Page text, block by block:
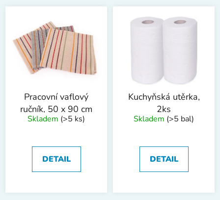
Pracovní vaflový
ručník, 50 x 90 cm
Skladem (>5 ks)
DETAIL
Kuchyňská utěrka,
2ks
Skladem (>5 bal)
DETAIL